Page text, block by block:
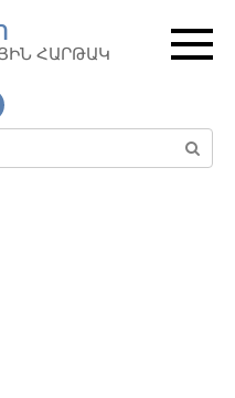
ՀԱՐԹԱԿ